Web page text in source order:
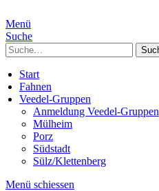
Menü
Suche
Suche
Start
Fahnen
Veedel-Gruppen
Anmeldung Veedel-Gruppen
Mülheim
Porz
Südstadt
Sülz/Klettenberg
Menü schiessen